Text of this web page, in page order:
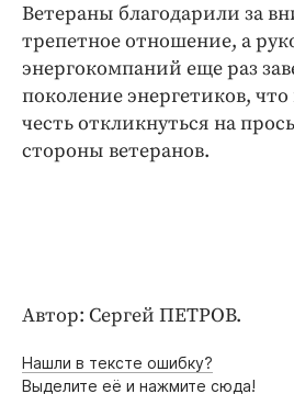
Ветераны благодарили за
трепетное отношение, а
энергокомпаний еще раз
поколение энергетиков,
честь откликнуться на
стороны ветеранов.
Автор: Сергей ПЕТРОВ.
Нашли в тексте ошибку?
Выделите её и нажмите сюда!